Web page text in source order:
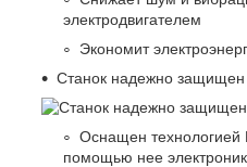
электродвигателем
Экономит
Станок надежно защищен
Оснащен технологией
помощью нее